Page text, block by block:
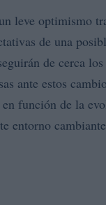
leve optimismo
de una
de cerca los
ante estos
función de la
entorno